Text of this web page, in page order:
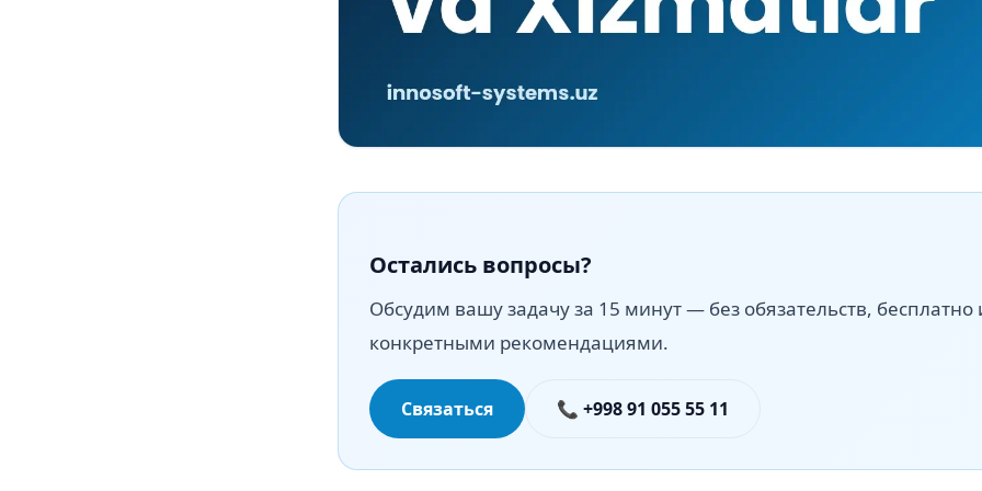
Остались вопросы?
Обсудим вашу задачу за 15 минут — без обязательств, бесплатно
конкретными рекомендациями.
Связаться 📞 +998 91 055 55 11